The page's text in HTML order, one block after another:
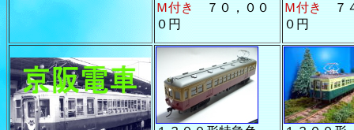
Ｍ付き
７０，００
０円
Ｍ付き
７
０円